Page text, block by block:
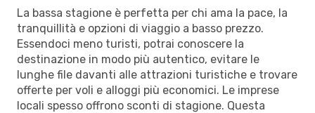
La bassa stagione è perfetta per chi ama la pace, la
tranquillità e opzioni di viaggio a basso prezzo.
Essendoci meno turisti, potrai conoscere la
destinazione in modo più autentico, evitare le
lunghe file davanti alle attrazioni turistiche e trovare
offerte per voli e alloggi più economici. Le imprese
locali spesso offrono sconti di stagione. Questa